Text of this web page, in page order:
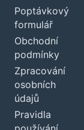
Poptávkový
formulář
Obchodní
podmínky
Zpracování
osobních
údajů
Pravidla